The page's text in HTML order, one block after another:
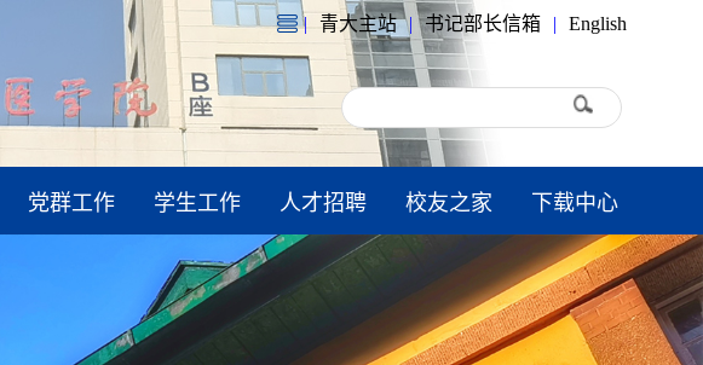
| 青大主站 | 书记部长信箱 | English
党群工作 学生工作 人才招聘 校友之家 下载中心